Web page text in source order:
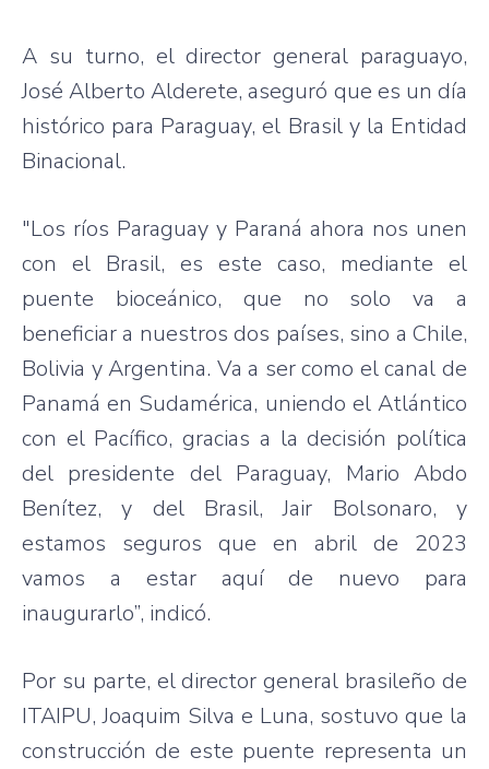
A su turno, el director general paraguayo,
José Alberto Alderete, aseguró que es un día
histórico para Paraguay, el Brasil y la Entidad
Binacional.
"Los ríos Paraguay y Paraná ahora nos unen
con el Brasil, es este caso, mediante el
puente bioceánico, que no solo va a
beneficiar a nuestros dos países, sino a Chile,
Bolivia y Argentina. Va a ser como el canal de
Panamá en Sudamérica, uniendo el Atlántico
con el Pacífico, gracias a la decisión política
del presidente del Paraguay, Mario Abdo
Benítez, y del Brasil, Jair Bolsonaro, y
estamos seguros que en abril de 2023
vamos a estar aquí de nuevo para
inaugurarlo”, indicó.
Por su parte, el director general brasileño de
ITAIPU, Joaquim Silva e Luna, sostuvo que la
construcción de este puente representa un